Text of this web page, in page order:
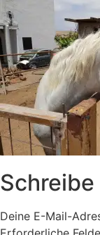
Deine E-Mail-